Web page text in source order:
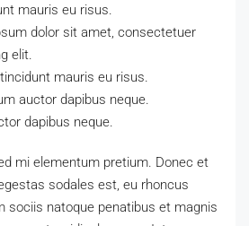
mauris eu risus.
dolor sit amet, consectetuer
elit.
mauris eu risus.
auctor dapibus neque.
dapibus neque.
mi elementum pretium. Donec et
sodales est, eu rhoncus
sociis natoque penatibus et magnis